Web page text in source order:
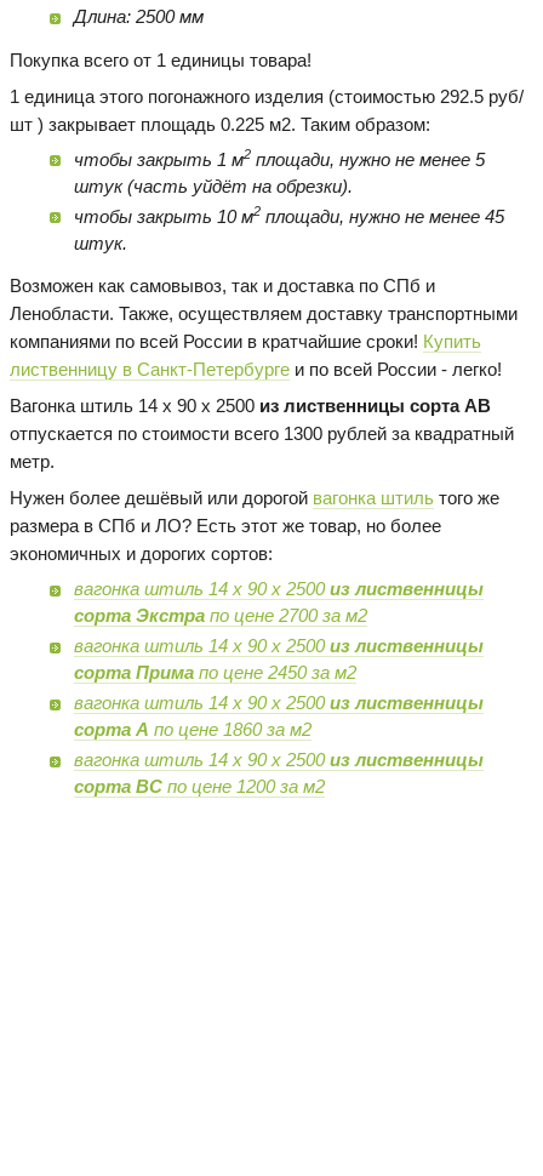
Длина: 2500 мм
Покупка всего от 1 единицы товара!
1 единица этого погонажного изделия (стоимостью 292.5 руб/
шт ) закрывает площадь 0.225 м2. Таким образом:
чтобы закрыть 1 м2площади, нужно не менее 5
штук (часть уйдёт на обрезки).
чтобы закрыть 10 м2площади, нужно не менее 45
штук.
Возможен как самовывоз, так и доставка по СПб и
Ленобласти. Также, осуществляем доставку транспортными
компаниями по всей России в кратчайшие сроки! Купить
лиственницу в Санкт-Петербурге и по всей России - легко!
Вагонка штиль 14 х 90 х 2500 из лиственницы сорта AB
отпускается по стоимости всего 1300 рублей за квадратный
метр.
Нужен более дешёвый или дорогой вагонка штиль того же
размера в СПб и ЛО? Есть этот же товар, но более
экономичных и дорогих сортов:
вагонка штиль 14 х 90 х 2500из лиственницы
сорта Экстрапо цене 2700 за м2
вагонка штиль 14 х 90 х 2500из лиственницы
сорта Примапо цене 2450 за м2
вагонка штиль 14 х 90 х 2500из лиственницы
сорта А по цене 1860 за м2
вагонка штиль 14 х 90 х 2500из лиственницы
сорта BCпо цене 1200 за м2